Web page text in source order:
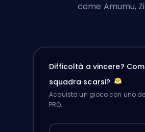
come Amumu,
Difficoltà a vincere?
squadra scarsi?
Acquista un gioco con uno
PRO.